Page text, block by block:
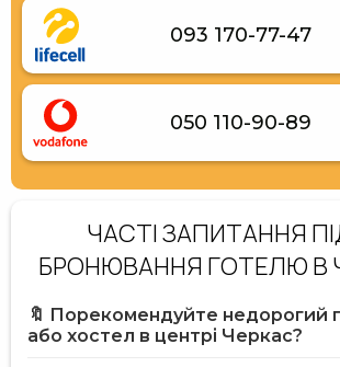
093 170-77-47
050 110-90-89
ЧАСТІ ЗАПИТАННЯ
БРОНЮВАННЯ ГОТЕЛЮ В
🔖 Порекомендуйте недорогий
або хостел в центрі Черкас?